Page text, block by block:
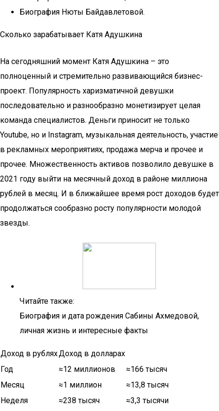
Биография Нюты Байдавлетовой.
Сколько зарабатывает Катя Адушкина
На сегодняшний момент Катя Адушкина – это
полноценный и стремительно развивающийся бизнес-
проект. Популярность харизматичной девушки
последовательно и разнообразно монетизирует целая
команда специалистов. Деньги приносит не только
Youtube, но и Instagram, музыкальная деятельность, участие
в рекламных мероприятиях, продажа мерча и прочее и
прочее. Множественность активов позволило девушке в
2021 году выйти на месячный доход в районе миллиона
рублей в месяц. И в ближайшее время рост доходов будет
продолжаться сообразно росту популярности молодой
звезды.
Читайте также:
Биография и дата рождения Сабины Ахмедовой,
личная жизнь и интересные факты
Доход в рубляхДоход в долларах
Год
≈12 миллионов
≈166 тысяч
Месяц
≈1 миллион
≈13,8 тысяч
Неделя
≈238 тысяч
≈3,3 тысячи